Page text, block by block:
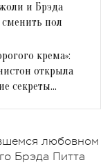
и Брэда
пол
крема»:
открыла
секреты
любовном
Брэда Питта